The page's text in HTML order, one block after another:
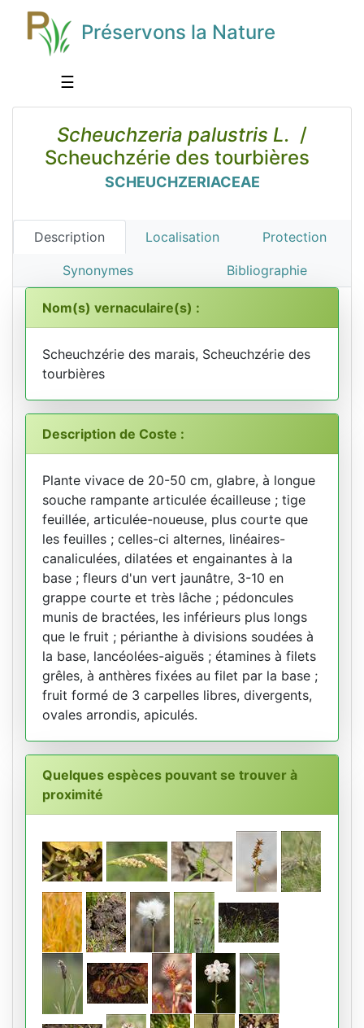
Préservons la Nature
☰
Scheuchzeria palustris L. /
Scheuchzérie des tourbières
SCHEUCHZERIACEAE
Description Localisation Protection
Synonymes Bibliographie
Nom(s) vernaculaire(s) :
Scheuchzérie des marais, Scheuchzérie des
tourbières
Description de Coste :
Plante vivace de 20-50 cm, glabre, à longue
souche rampante articulée écailleuse ; tige
feuillée, articulée-noueuse, plus courte que
les feuilles ; celles-ci alternes, linéaires-
canaliculées, dilatées et engainantes à la
base ; fleurs d'un vert jaunâtre, 3-10 en
grappe courte et très lâche ; pédoncules
munis de bractées, les inférieurs plus longs
que le fruit ; périanthe à divisions soudées à
la base, lancéolées-aiguës ; étamines à filets
grêles, à anthères fixées au filet par la base ;
fruit formé de 3 carpelles libres, divergents,
ovales arrondis, apiculés.
Quelques espèces pouvant se trouver à
proximité